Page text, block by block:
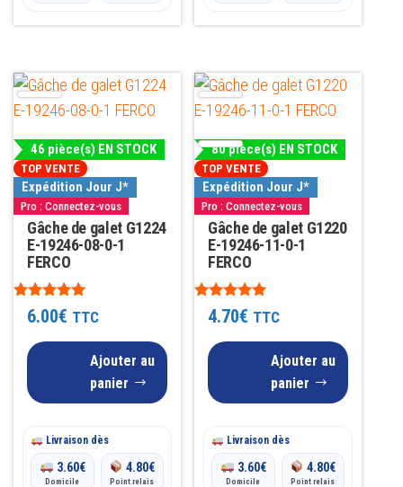
46 pièce(s) EN STOCK
TOP VENTE
Expédition Jour J*
Pro : Connectez-vous
Gâche de galet G1224
E-19246-08-0-1
FERCO
Note
5.006.00€ TTC
Ajouter au
panier
Livraison dès
3.60€
Domicile
4.80€
Point relais
80 pièce(s) EN STOCK
TOP VENTE
Expédition Jour J*
Pro : Connectez-vous
Gâche de galet G1220
E-19246-11-0-1
FERCO
Note
4.904.70€ TTC
Ajouter au
panier
Livraison dès
3.60€
Domicile
4.80€
Point relais